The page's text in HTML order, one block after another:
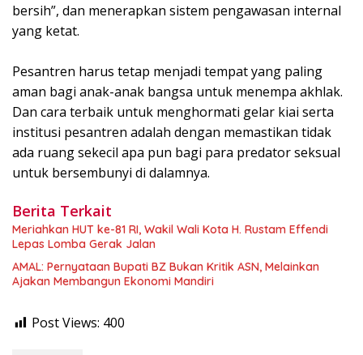
bersih”, dan menerapkan sistem pengawasan internal
yang ketat.
Pesantren harus tetap menjadi tempat yang paling
aman bagi anak-anak bangsa untuk menempa akhlak.
Dan cara terbaik untuk menghormati gelar kiai serta
institusi pesantren adalah dengan memastikan tidak
ada ruang sekecil apa pun bagi para predator seksual
untuk bersembunyi di dalamnya.
Berita Terkait
Meriahkan HUT ke-81 RI, Wakil Wali Kota H. Rustam Effendi
Lepas Lomba Gerak Jalan
AMAL: Pernyataan Bupati BZ Bukan Kritik ASN, Melainkan
Ajakan Membangun Ekonomi Mandiri
Post Views: 400